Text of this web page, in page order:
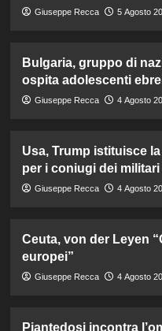
Giuseppe Recca 5 Agosto
Bulgaria, gruppo di
ospita adolescenti
Giuseppe Recca 4 Agosto
Usa, Trump istituisce
per i coniugi dei militari
Giuseppe Recca 4 Agosto
Ceuta, von der Leyen
europei”
Giuseppe Recca 4 Agosto
Piantedosi incontra